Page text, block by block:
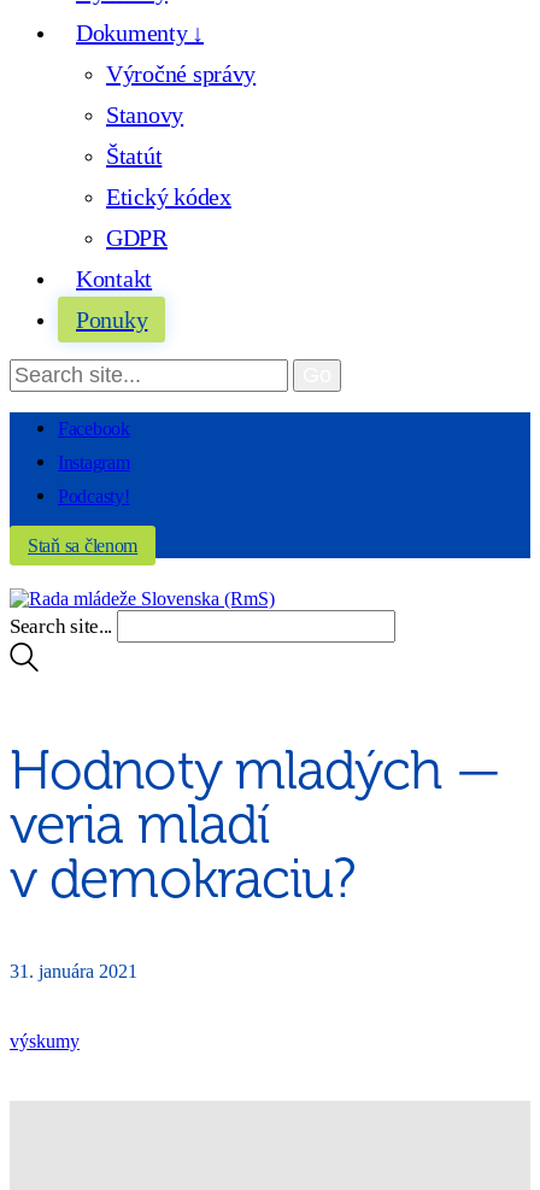
Dokumenty ↓
Výročné správy
Stanovy
Štatút
Etický kódex
GDPR
Kontakt
Ponuky
Facebook
Instagram
Podcasty!
Staň sa členom
Search site...
Hodnoty mladých —
veria mladí
v demokraciu?
31. januára 2021
výskumy